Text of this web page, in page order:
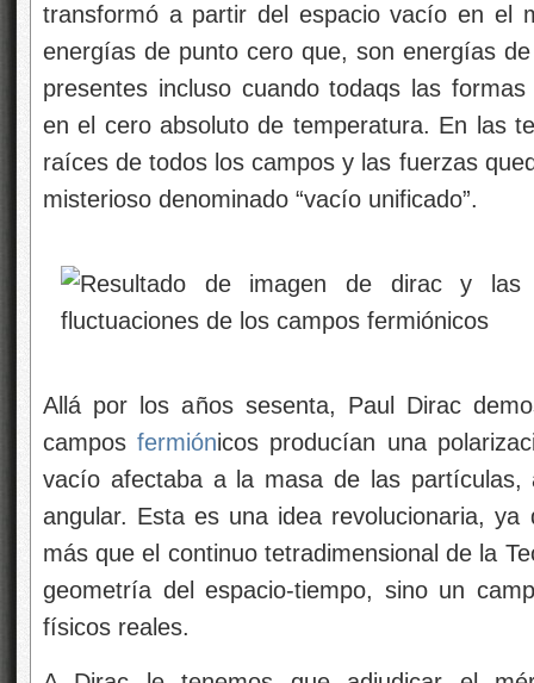
transformó a partir del espacio vacío en el
energías de punto cero que, son energías
presentes incluso cuando todaqs las
en el cero absoluto de temperatura. En las
raíces de todos los campos y las fuerzas
misterioso denominado “vacío unificado”.
Allá por los años sesenta, Paul Dirac
camposfermiónicos producían una
vacío afectaba a la masa de las
angular. Esta es una idea revolucionaria,
más que el continuo tetradimensional de la
geometría del espacio-tiempo, sino un
físicos reales.